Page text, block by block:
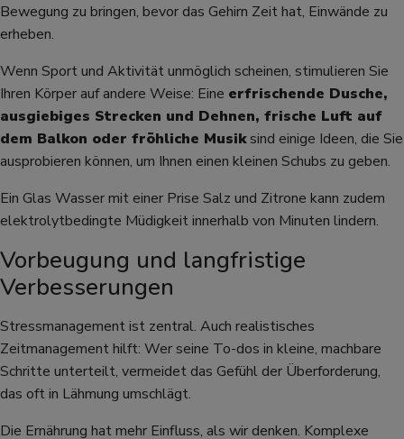
Bewegung zu bringen, bevor das Gehirn Zeit hat, Einwände zu
erheben.
Wenn Sport und Aktivität unmöglich scheinen, stimulieren Sie
Ihren Körper auf andere Weise: Eine erfrischende Dusche,
ausgiebiges Strecken und Dehnen, frische Luft auf
dem Balkon oder fröhliche Musiksind einige Ideen, die Sie
ausprobieren können, um Ihnen einen kleinen Schubs zu geben.
Ein Glas Wasser mit einer Prise Salz und Zitrone kann zudem
elektrolytbedingte Müdigkeit innerhalb von Minuten lindern.
Vorbeugung und langfristige
Verbesserungen
Stressmanagement ist zentral. Auch realistisches
Zeitmanagement hilft: Wer seine To-dos in kleine, machbare
Schritte unterteilt, vermeidet das Gefühl der Überforderung,
das oft in Lähmung umschlägt.
Die Ernährung hat mehr Einfluss, als wir denken. Komplexe